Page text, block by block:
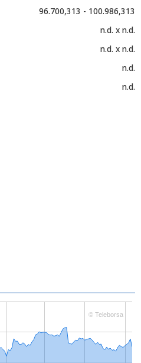
96.700,313 - 100.986,313
n.d. x n.d.
n.d. x n.d.
n.d.
n.d.
© Teleborsa